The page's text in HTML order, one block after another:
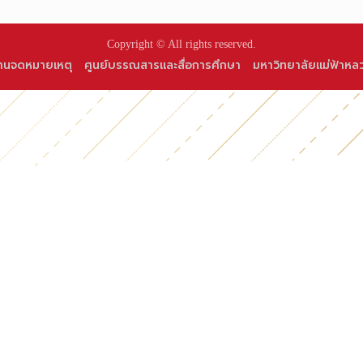
Copyright © All rights reserved.
นจดหมายเหตุ ศูนย์บรรณสารและสื่อการศึกษา มหาวิทยาลัยแม่ฟ้าหล